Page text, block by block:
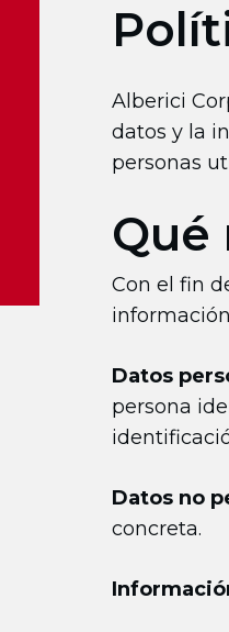
Alberici
datos y la
personas
Qué
Con el fin
Datos
persona
Datos no
concreta.